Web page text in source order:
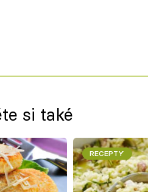
si také
RECEPTY